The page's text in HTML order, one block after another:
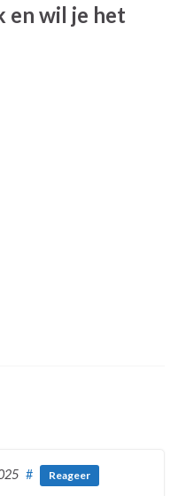
en wil je het
# Reageer